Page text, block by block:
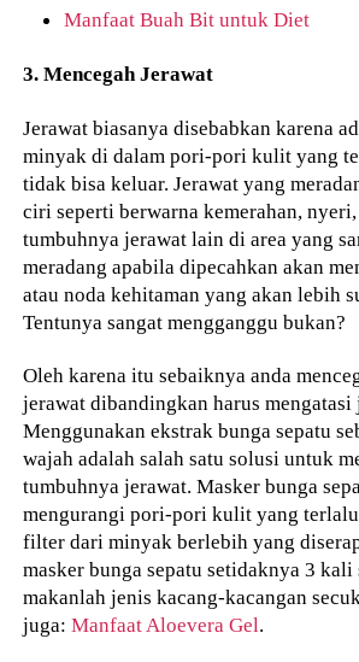
Manfaat Buah Bit untuk Diet
3. Mencegah Jerawat
Jerawat biasanya disebabkan karena
minyak di dalam pori-pori kulit yang
tidak bisa keluar. Jerawat yang
ciri seperti berwarna kemerahan,
tumbuhnya jerawat lain di area yang
meradang apabila dipecahkan akan
atau noda kehitaman yang akan lebih
Tentunya sangat mengganggu bukan?
Oleh karena itu sebaiknya anda
jerawat dibandingkan harus mengatasi
Menggunakan ekstrak bunga sepatu
wajah adalah salah satu solusi untuk
tumbuhnya jerawat. Masker bunga
mengurangi pori-pori kulit yang terlalu
filter dari minyak berlebih yang
masker bunga sepatu setidaknya 3 kali
makanlah jenis kacang-kacangan
juga:Manfaat Aloevera Gel.